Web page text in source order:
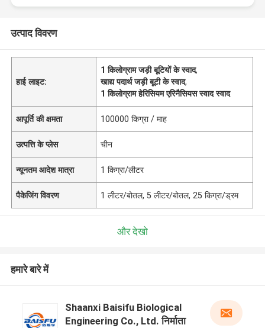
उत्पाद विवरण
हाई लाइट:
1 किलोग्राम जड़ी बूटियों के स्वाद,
खाद्य पदार्थ जड़ी बूटी के स्वाद,
1 किलोग्राम हेरिसियम एरिनैसियस स्वाद स्वाद
आपूर्ति की क्षमता 100000 किग्रा / माह
उत्पत्ति के प्लेस चीन
न्यूनतम आदेश मात्रा 1 किग्रा/लीटर
पैकेजिंग विवरण 1 लीटर/बोतल, 5 लीटर/बोतल, 25 किग्रा/ड्रम
और देखो
हमारे बारे में
Shaanxi Baisifu Biological
Engineering Co., Ltd. निर्माता